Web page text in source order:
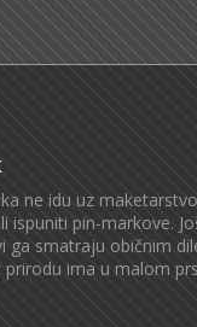
ne idu uz
ispuniti pin-markove.
ga smatraju običnim
prirodu ima u malom